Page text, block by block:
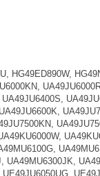
HG49ED890W,